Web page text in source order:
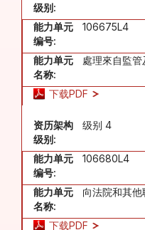
级别:
能力单元
编号:
106675L4
能力单元
名称:
處理來自監
下载PDF
资历架构
级别:
级别 4
能力单元
编号:
106680L4
能力单元
名称:
向法院和其
下载PDF